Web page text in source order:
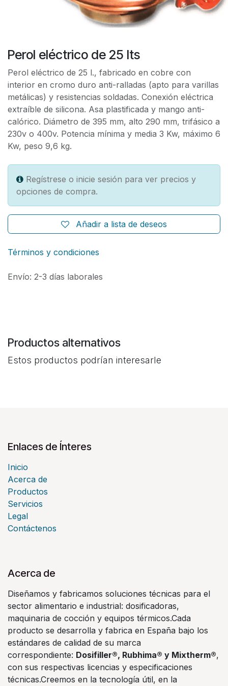
Perol eléctrico de 25 lts
Perol eléctrico de 25 l., fabricado en cobre con
interior en cromo duro anti-ralladas (apto para varillas
metálicas) y resistencias soldadas. Conexión eléctrica
extraíble de silicona. Asa plastificada y mango anti-
calórico. Diámetro de 395 mm, alto 290 mm, trifásico a
230v o 400v. Potencia mínima y media 3 Kw, máximo 6
Kw, peso 9,6 kg.
Regístrese o inicie sesión para ver precios y
opciones de compra.
Añadir a lista de deseos
Términos y condiciones
Envío: 2-3 días laborales
Productos alternativos
Estos productos podrían interesarle
Enlaces de Ínteres
Inicio
Acerca de
Productos
Servicios
Legal
Contáctenos
Acerca de
Diseñamos y fabricamos soluciones técnicas para el
sector alimentario e industrial: dosificadoras,
maquinaria de cocción y equipos térmicos.Cada
producto se desarrolla y fabrica en España bajo los
estándares de calidad de su marca
correspondiente: Dosifiller®, Rubhima® y Mixtherm®,
con sus respectivas licencias y especificaciones
técnicas.Creemos en la tecnología útil, en la